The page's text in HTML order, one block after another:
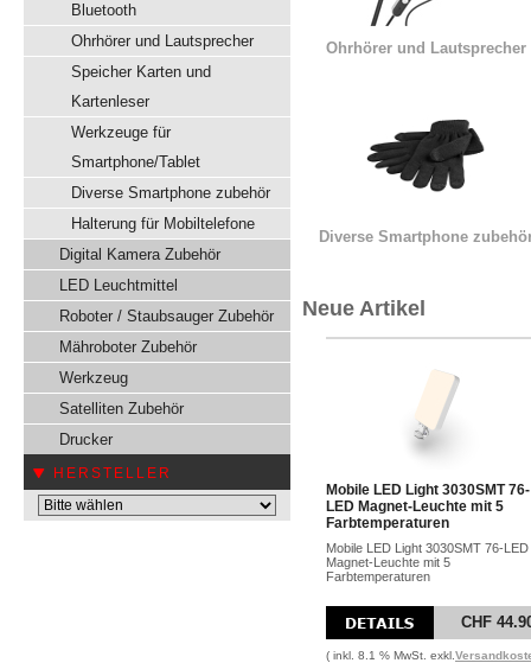
Bluetooth
Ohrhörer und Lautsprecher
Speicher Karten und
Kartenleser
Werkzeuge für
Smartphone/Tablet
Diverse Smartphone zubehör
Halterung für Mobiltelefone
Digital Kamera Zubehör
LED Leuchtmittel
Roboter / Staubsauger Zubehör
Mähroboter Zubehör
Werkzeug
Satelliten Zubehör
Drucker
HERSTELLER
Ohrhörer und Lautsprecher
Diverse Smartphone
Neue Artikel
Mobile LED Light 3030SMT 76-
LED Magnet-Leuchte mit 5
Farbtemperaturen
Mobile LED Light 3030SMT 76-LED
Magnet-Leuchte mit 5
Farbtemperaturen
CHF
( inkl. 8.1 % MwSt. exkl.